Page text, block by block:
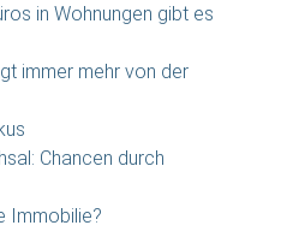
in Wohnungen gibt es
immer mehr von der
Chancen durch
Immobilie?